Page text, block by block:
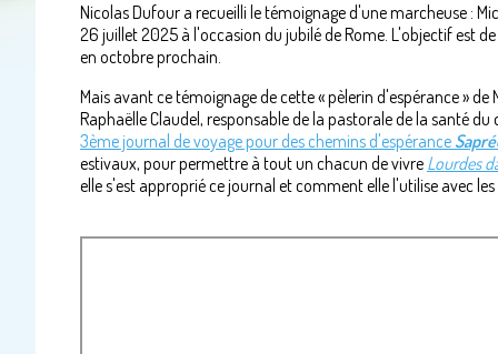
Nicolas Dufour a recueilli le témoignage d'une marcheuse :
26 juillet 2025 à l'occasion du jubilé de Rome. L'objectif est
en octobre prochain.
Mais avant ce témoignage de cette « pèlerin d'espérance »
Raphaëlle Claudel, responsable de la pastorale de la santé
3ème journal de voyage pour des chemins d'espérance
estivaux, pour permettre à tout un chacun de vivre Lourdes
elle s'est approprié ce journal et comment elle l'utilise avec